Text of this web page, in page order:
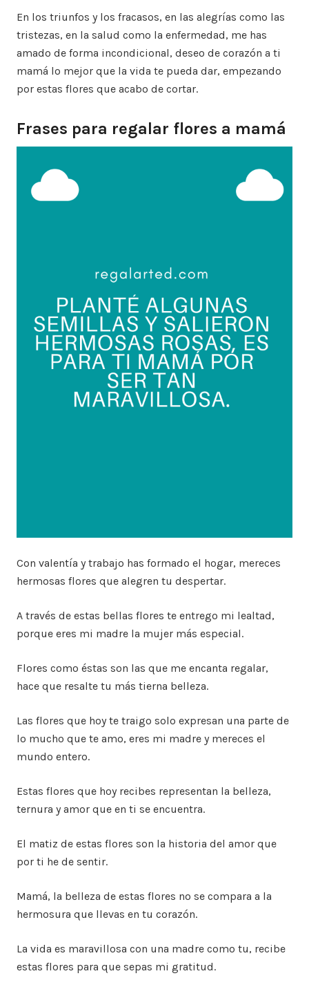
En los triunfos y los fracasos, en las alegrías como las
tristezas, en la salud como la enfermedad, me has
amado de forma incondicional, deseo de corazón a ti
mamá lo mejor que la vida te pueda dar, empezando
por estas flores que acabo de cortar.
Frases para regalar flores a mamá
Con valentía y trabajo has formado el hogar, mereces
hermosas flores que alegren tu despertar.
A través de estas bellas flores te entrego mi lealtad,
porque eres mi madre la mujer más especial.
Flores como éstas son las que me encanta regalar,
hace que resalte tu más tierna belleza.
Las flores que hoy te traigo solo expresan una parte de
lo mucho que te amo, eres mi madre y mereces el
mundo entero.
Estas flores que hoy recibes representan la belleza,
ternura y amor que en ti se encuentra.
El matiz de estas flores son la historia del amor que
por ti he de sentir.
Mamá, la belleza de estas flores no se compara a la
hermosura que llevas en tu corazón.
La vida es maravillosa con una madre como tu, recibe
estas flores para que sepas mi gratitud.